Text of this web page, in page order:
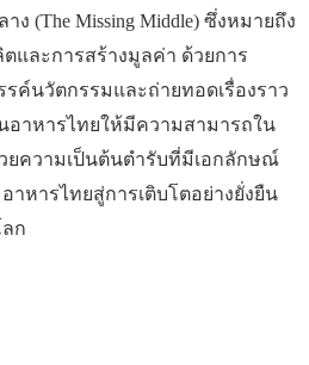
ง (The Missing Middle) ซึ่งหมายถึง
และการสร้างมูลค่า ด้วยการ
ค์นวัตกรรมและถ่ายทอดเรื่องราว
อาหารไทยให้มีความสามารถใน
ยความเป็นต้นตำรับที่มีเอกลักษณ์
าหารไทยสู่การเติบโตอย่างยั่งยืน
ก